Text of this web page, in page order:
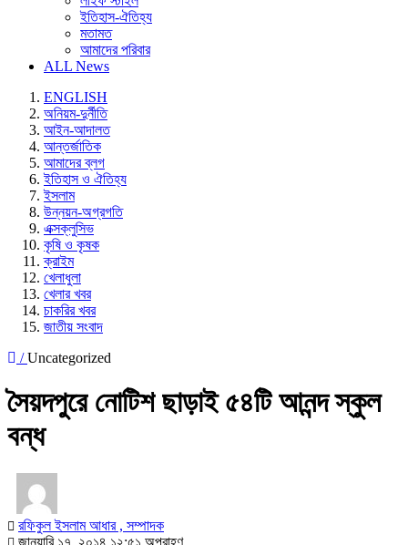
ইতিহাস-ঐতিহ্য
মতামত
আমাদের পরিবার
ALL News
ENGLISH
অনিয়ম-দুর্নীতি
আইন-আদালত
আন্তর্জাতিক
আমাদের ব্লগ
ইতিহাস ও ঐতিহ্য
ইসলাম
উন্নয়ন-অগ্রগতি
এক্সক্লুসিভ
কৃষি ও কৃষক
ক্রাইম
খেলাধুলা
খেলার খবর
চাকরির খবর
জাতীয় সংবাদ
/Uncategorized
সৈয়দপুরে নোটিশ ছাড়াই ৫৪টি আনন্দ স্কুল
বন্ধ
রফিকুল ইসলাম আধার , সম্পাদক
জানুয়ারি ১৭, ২০১৪ ১২:৫১ অপরাহ্ণ